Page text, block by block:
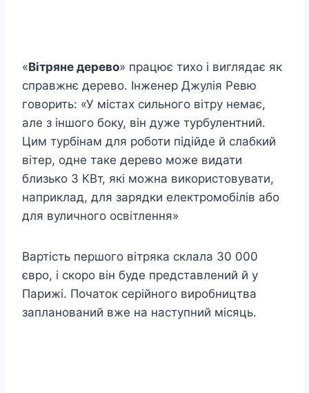
«Вітряне дерево» працює тихо і виглядає як
справжнє дерево. Інженер Джулія Ревю
говорить: «У містах сильного вітру немає,
але з іншого боку, він дуже турбулентний.
Цим турбінам для роботи підійде й слабкий
вітер, одне таке дерево може видати
близько 3 КВт, які можна використовувати,
наприклад, для зарядки електромобілів або
для вуличного освітлення»
Вартість першого вітряка склала 30 000
євро, і скоро він буде представлений й у
Парижі. Початок серійного виробництва
запланований вже на наступний місяць.